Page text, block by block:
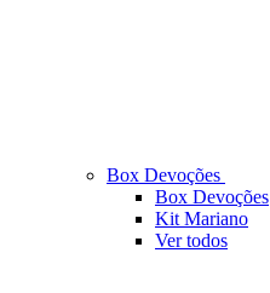
Box Devoções
Box Devoções
Kit Mariano
Ver todos